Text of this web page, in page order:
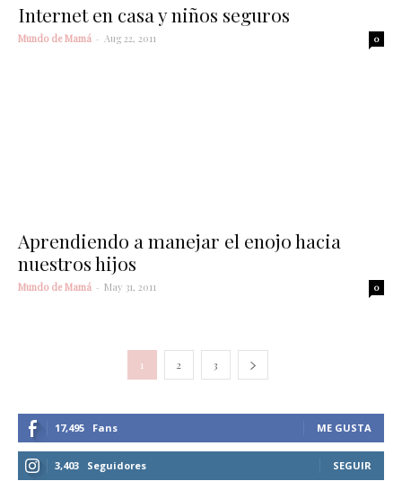
Internet en casa y niños seguros
Mundo de Mamá - Aug 22, 2011 0
Aprendiendo a manejar el enojo hacia
nuestros hijos
Mundo de Mamá - May 31, 2011 0
1 2 3
17,495 Fans ME GUSTA
3,403 Seguidores SEGUIR